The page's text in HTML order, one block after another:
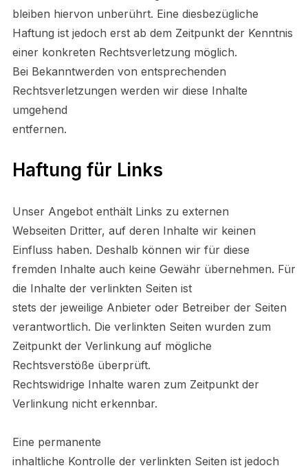
bleiben hiervon unberührt. Eine diesbezügliche
Haftung ist jedoch erst ab dem Zeitpunkt der Kenntnis
einer konkreten Rechtsverletzung möglich.
Bei Bekanntwerden von entsprechenden
Rechtsverletzungen werden wir diese Inhalte
umgehend
entfernen.
Haftung für Links
Unser Angebot enthält Links zu externen
Webseiten Dritter, auf deren Inhalte wir keinen
Einfluss haben. Deshalb können wir für diese
fremden Inhalte auch keine Gewähr übernehmen. Für
die Inhalte der verlinkten Seiten ist
stets der jeweilige Anbieter oder Betreiber der Seiten
verantwortlich. Die verlinkten Seiten wurden zum
Zeitpunkt der Verlinkung auf mögliche
Rechtsverstöße überprüft.
Rechtswidrige Inhalte waren zum Zeitpunkt der
Verlinkung nicht erkennbar.
Eine permanente
inhaltliche Kontrolle der verlinkten Seiten ist jedoch